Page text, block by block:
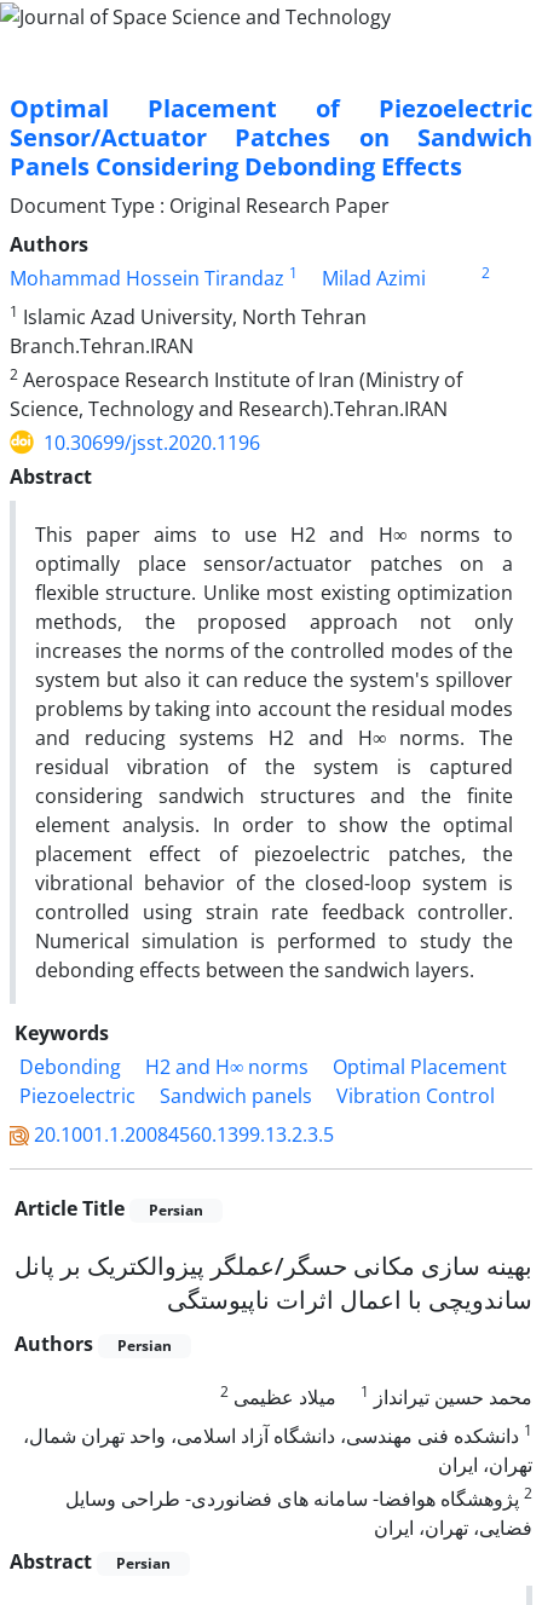
Optimal Placement of Piezoelectric
Sensor/Actuator Patches on Sandwich
Panels Considering Debonding Effects
Document Type : Original Research Paper
Authors
Mohammad Hossein Tirandaz 1 Milad Azimi
2
1 Islamic Azad University, North Tehran
Branch.Tehran.IRAN
2 Aerospace Research Institute of Iran (Ministry of
Science, Technology and Research).Tehran.IRAN
10.30699/jsst.2020.1196
Abstract
This paper aims to use H2 and H∞ norms to
optimally place sensor/actuator patches on a
flexible structure. Unlike most existing optimization
methods, the proposed approach not only
increases the norms of the controlled modes of the
system but also it can reduce the system's spillover
problems by taking into account the residual modes
and reducing systems H2 and H∞ norms. The
residual vibration of the system is captured
considering sandwich structures and the finite
element analysis. In order to show the optimal
placement effect of piezoelectric patches, the
vibrational behavior of the closed-loop system is
controlled using strain rate feedback controller.
Numerical simulation is performed to study the
debonding effects between the sandwich layers.
Keywords
Debonding
H2 and H∞ norms
Optimal Placement
Piezoelectric
Sandwich panels
Vibration Control
20.1001.1.20084560.1399.13.2.3.5
Article Title Persian
بهینه سازی مکانی حسگر/عملگر پیزوالکتریک بر پانل
ساندویچی با اعمال اثرات ناپیوستگی
Authors Persian
محمد حسین تیرانداز 1 میلاد عظیمی 2
1 دانشکده فنی مهندسی، دانشگاه آزاد اسلامی، واحد تهران شمال،
تهران، ایران
2 پژوهشگاه هوافضا- سامانه های فضانوردی- طراحی وسایل
فضایی، تهران، ایران
Abstract
Persian